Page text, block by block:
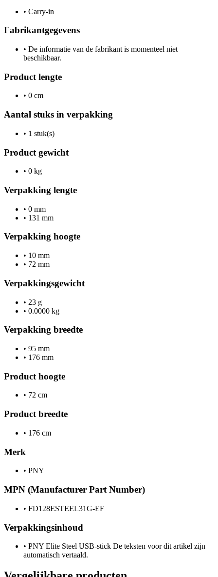
• Carry-in
Fabrikantgegevens
• De informatie van de fabrikant is momenteel niet
beschikbaar.
Product lengte
• 0 cm
Aantal stuks in verpakking
• 1 stuk(s)
Product gewicht
• 0 kg
Verpakking lengte
• 0 mm
• 131 mm
Verpakking hoogte
• 10 mm
• 72 mm
Verpakkingsgewicht
• 23 g
• 0.0000 kg
Verpakking breedte
• 95 mm
• 176 mm
Product hoogte
• 72 cm
Product breedte
• 176 cm
Merk
• PNY
MPN (Manufacturer Part Number)
• FD128ESTEEL31G-EF
Verpakkingsinhoud
• PNY Elite Steel USB-stick De teksten voor dit artikel zijn
automatisch vertaald.